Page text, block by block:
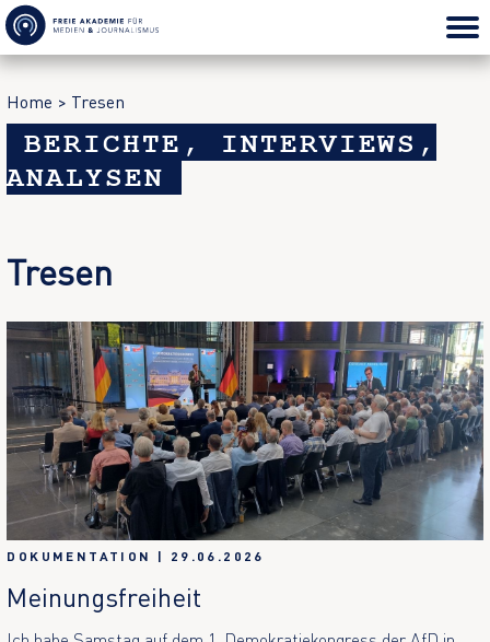
Home > Tresen
BERICHTE, INTERVIEWS,
ANALYSEN
Tresen
DOKUMENTATION | 29.06.2026
Meinungsfreiheit